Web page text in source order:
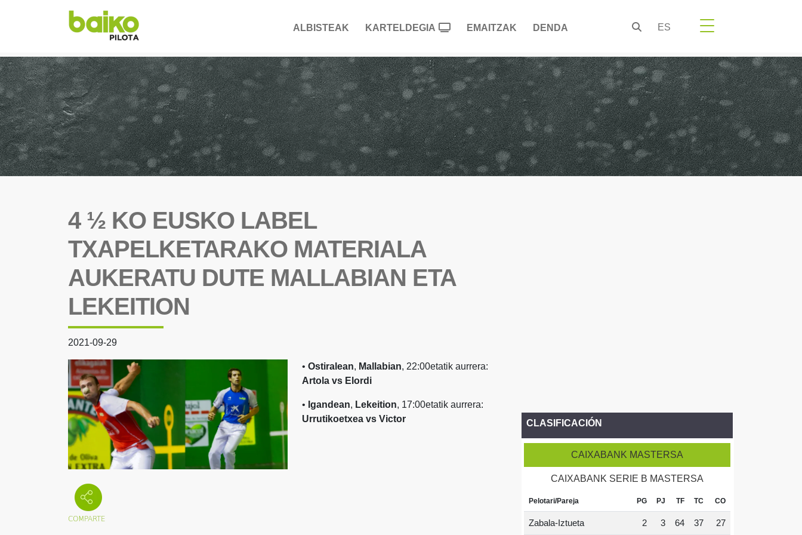
ALBISTEAK KARTELDEGIA EMAITZAK DENDA ES
4 ½ KO EUSKO LABEL
TXAPELKETARAKO MATERIALA
AUKERATU DUTE MALLABIAN ETA
LEKEITION
2021-09-29
• Ostiralean, Mallabian, 22:00etatik aurrera:
Artola vs Elordi
• Igandean, Lekeition, 17:00etatik aurrera:
Urrutikoetxea vs Victor
CLASIFICACIÓN
CAIXABANK MASTERSA
CAIXABANK SERIE B MASTERSA
Pelotari/Pareja PG PJ TF TC CO
Zabala-Iztueta 2 3 64 37 27